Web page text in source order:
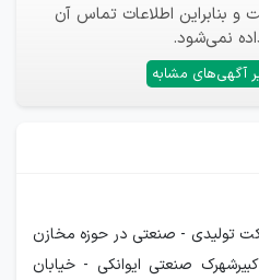
بنابراین اطلاعات تماس آن
نمی‌شود.
آگهی‌های مشابه
تولیدی - صنعتی در حوزه مخازن
صنعتی ایوانکی - خیابان